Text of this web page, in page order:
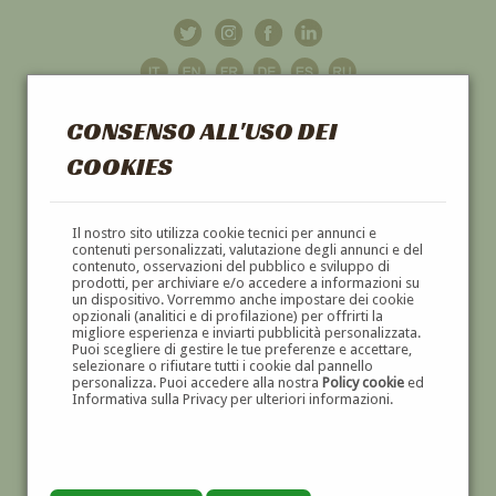
CONSENSO ALL'USO DEI
COOKIES
Il nostro sito utilizza cookie tecnici per annunci e
contenuti personalizzati, valutazione degli annunci e del
contenuto, osservazioni del pubblico e sviluppo di
prodotti, per archiviare e/o accedere a informazioni su
un dispositivo. Vorremmo anche impostare dei cookie
opzionali (analitici e di profilazione) per offrirti la
migliore esperienza e inviarti pubblicità personalizzata.
Puoi scegliere di gestire le tue preferenze e accettare,
selezionare o rifiutare tutti i cookie dal pannello
personalizza. Puoi accedere alla nostra Policy cookieed
Informativa sulla Privacy per ulteriori informazioni.
GALLERIAD'ARTE
DIPINTI E SCULTURE '800 E '900